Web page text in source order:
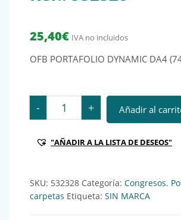
25,40€ IVA no incluidos
OFB PORTAFOLIO DYNAMIC DA4
- OFB PORTAFOLIO DYNAMIC
+ Añadir al
"AÑADIR A LA LISTA DE DESEOS"
SKU: 532328 Categoría: Congresos.
carpetas Etiqueta: SIN MARCA